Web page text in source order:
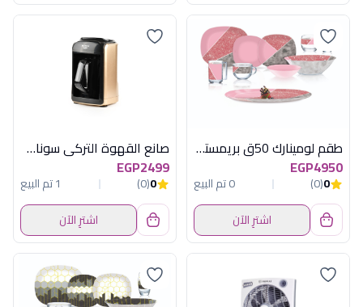
طقم لومينارك 50ق بريمستون سويت لاين بينك
EGP4950
0
(0)
0 تم البيع
اشترِ الآن
صانع القهوة التركي سوناي -موود -535 وات ,4 اكواب , روز جولد , MAR-420
EGP2499
0
(0)
1 تم البيع
اشترِ الآن